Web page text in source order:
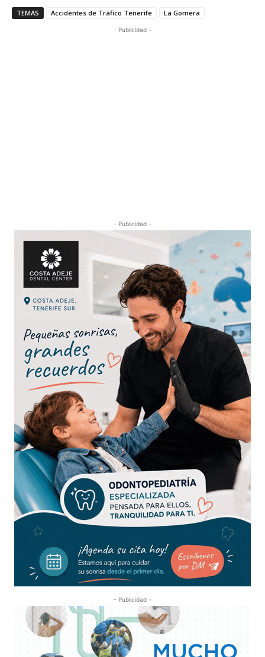
TEMAS Accidentes de Tráfico Tenerife La Gomera
- Publicidad -
- Publicidad -
- Publicidad -